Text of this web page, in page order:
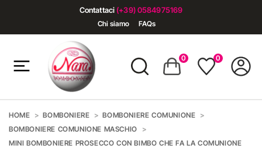
Contattaci (+39) 0584975169
Chi siamo FAQs
0 0
HOME BOMBONIERE
BOMBONIERE COMUNIONE
BOMBONIERE COMUNIONE MASCHIO
MINI BOMBONIERE PROSECCO CON BIMBO CHE FA LA COMUNIONE